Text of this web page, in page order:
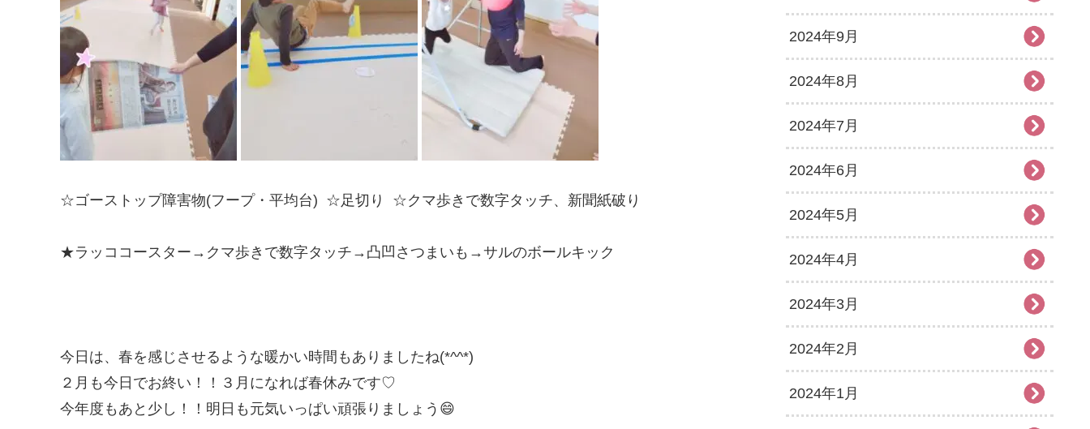
☆ゴーストップ障害物(フープ・平均台) ☆足切り ☆クマ歩きで数字タッチ、新聞紙破り
★ラッココースター→クマ歩きで数字タッチ→凸凹さつまいも→サルのボールキック
今日は、春を感じさせるような暖かい時間もありましたね(*^^*)
２月も今日でお終い！！３月になれば春休みです♡
今年度もあと少し！！明日も元気いっぱい頑張りましょう😄
2024年9月
2024年8月
2024年7月
2024年6月
2024年5月
2024年4月
2024年3月
2024年2月
2024年1月